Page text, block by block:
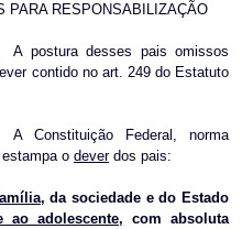
PARA RESPONSABILIZAÇÃO
A postura desses pais omissos
contido no art. 249 do Estatuto
A Constituição Federal, norma
o deverdos pais:
, da sociedade e do Estado
ao adolescente, com absoluta